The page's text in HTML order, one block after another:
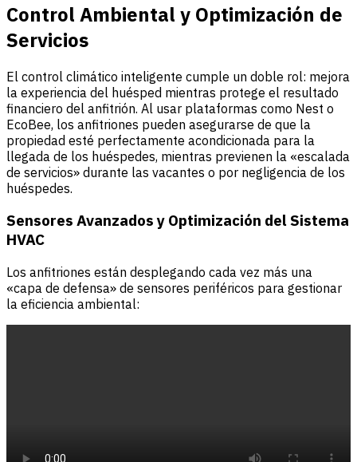
Control Ambiental y Optimización de
Servicios
El control climático inteligente cumple un doble rol: mejora
la experiencia del huésped mientras protege el resultado
financiero del anfitrión. Al usar plataformas como Nest o
EcoBee, los anfitriones pueden asegurarse de que la
propiedad esté perfectamente acondicionada para la
llegada de los huéspedes, mientras previenen la «escalada
de servicios» durante las vacantes o por negligencia de los
huéspedes.
Sensores Avanzados y Optimización del Sistema
HVAC
Los anfitriones están desplegando cada vez más una
«capa de defensa» de sensores periféricos para gestionar
la eficiencia ambiental: